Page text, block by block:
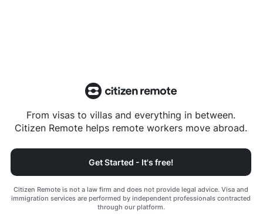
From visas to villas and everything in between.
Citizen Remote helps remote workers move abroad.
Get Started - It's free!
Citizen Remote is not a law firm and does not provide legal advice. Visa and
immigration services are performed by independent professionals contracted
through our platform.